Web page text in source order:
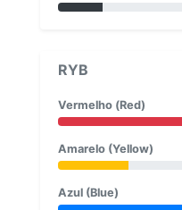
RYB
Vermelho (Red)
Amarelo (Yellow)
Azul (Blue)